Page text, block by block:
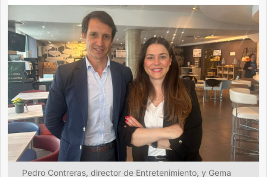
Pedro Contreras, director de Entretenimiento, y Gema